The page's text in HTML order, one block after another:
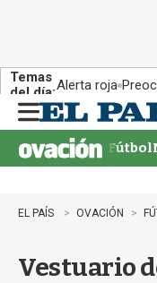
Temas
del día:Alerta roja
n
u
Fútbol
EL PAÍS OVACIÓN
Vestuario